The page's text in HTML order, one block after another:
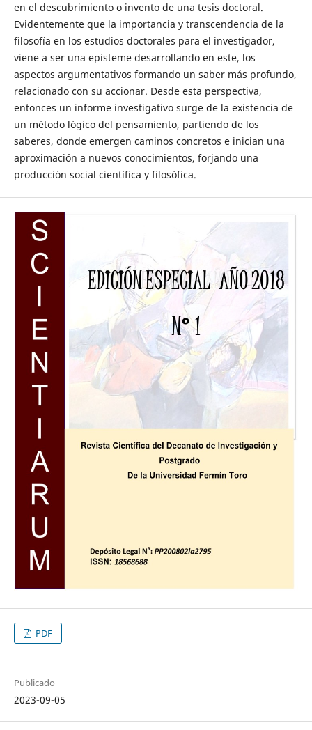
en el descubrimiento o invento de una tesis doctoral.
Evidentemente que la importancia y transcendencia de la
filosofía en los estudios doctorales para el investigador,
viene a ser una episteme desarrollando en este, los
aspectos argumentativos formando un saber más profundo,
relacionado con su accionar. Desde esta perspectiva,
entonces un informe investigativo surge de la existencia de
un método lógico del pensamiento, partiendo de los
saberes, donde emergen caminos concretos e inician una
aproximación a nuevos conocimientos, forjando una
producción social científica y filosófica.
PDF
Publicado
2023-09-05